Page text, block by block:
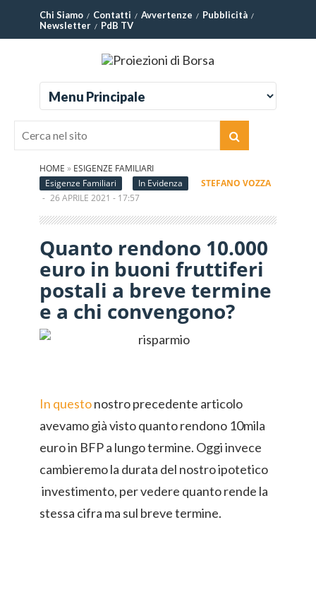
Chi Siamo Contatti Avvertenze
Pubblicità
Newsletter
PdB TV
HOME » ESIGENZE FAMILIARI
Esigenze Familiari
In Evidenza
STEFANO VOZZA
- 26 APRILE 2021 - 17:57
Quanto rendono 10.000
euro in buoni fruttiferi
postali a breve termine
e a chi convengono?
In questonostro precedente articolo
avevamo già visto quanto rendono 10mila
euro in BFP a lungo termine. Oggi invece
cambieremo la durata del nostro ipotetico
investimento, per vedere quanto rende la
stessa cifra ma sul breve termine.